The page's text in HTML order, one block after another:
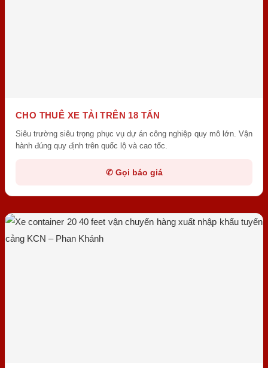
CHO THUÊ XE TẢI TRÊN 18 TẤN
Siêu trường siêu trọng phục vụ dự án công nghiệp quy mô lớn. Vận
hành đúng quy định trên quốc lộ và cao tốc.
✆ Gọi báo giá